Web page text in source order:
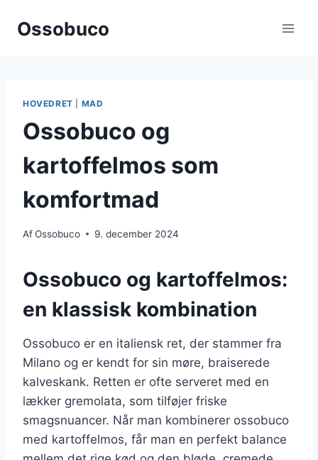
Ossobuco
HOVEDRET MAD
Ossobuco og
kartoffelmos som
komfortmad
AfOssobuco 9. december 2024
Ossobuco og kartoffelmos:
en klassisk kombination
Ossobuco er en italiensk ret, der stammer fra
Milano og er kendt for sin møre, braiserede
kalveskank. Retten er ofte serveret med en
lækker gremolata, som tilføjer friske
smagsnuancer. Når man kombinerer ossobuco
med kartoffelmos, får man en perfekt balance